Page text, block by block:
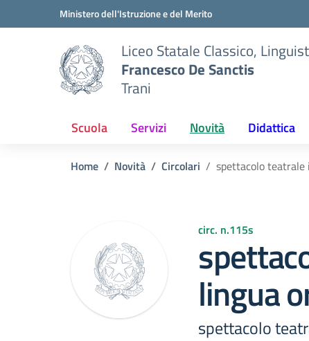
Vai ai contenuti
Vai al menu di navigazioneMinistero dell'Istruzione e del Merito
Liceo Statale Classico,
Francesco De Sanctis
Trani
Scuola Servizi Novità Didattica
Home Novità Circolari spettacolo
circ. n.115s
lingua
spettacolo